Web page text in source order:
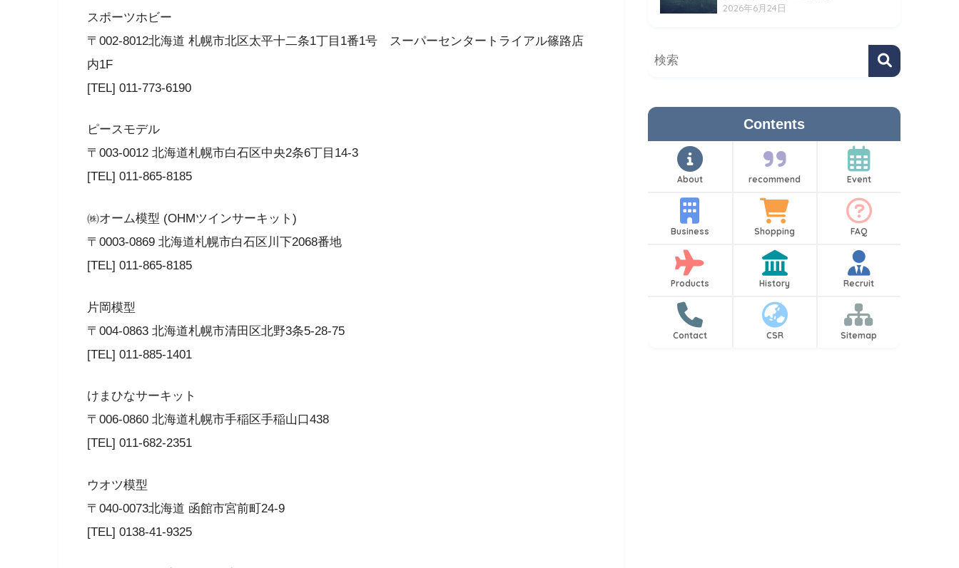
スポーツホビー
〒002-8012北海道 札幌市北区太平十二条1丁目1番1号 スーパーセンタートライアル篠路店
内1F
[TEL] 011-773-6190
ピースモデル
〒003-0012 北海道札幌市白石区中央2条6丁目14-3
[TEL] 011-865-8185
㈱オーム模型 (OHMツインサーキット)
〒0003-0869 北海道札幌市白石区川下2068番地
[TEL] 011-865-8185
片岡模型
〒004-0863 北海道札幌市清田区北野3条5-28-75
[TEL] 011-885-1401
けまひなサーキット
〒006-0860 北海道札幌市手稲区手稲山口438
[TEL] 011-682-2351
ウオツ模型
〒040-0073北海道 函館市宮前町24-9
[TEL] 0138-41-9325
2026年6月24日
Contents
About recommend Event
Business Shopping FAQ
Products History Recruit
Contact CSR Sitemap